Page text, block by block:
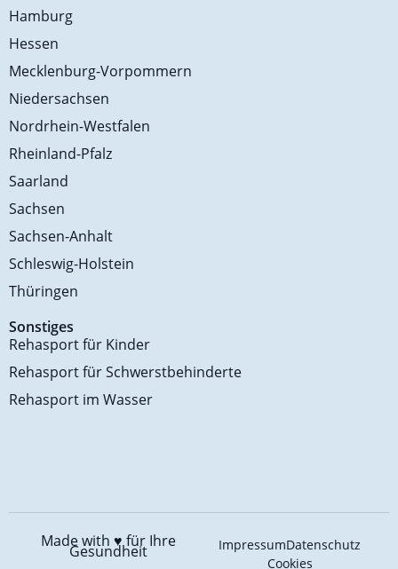
Hamburg
Hessen
Mecklenburg-Vorpommern
Niedersachsen
Nordrhein-Westfalen
Rheinland-Pfalz
Saarland
Sachsen
Sachsen-Anhalt
Schleswig-Holstein
Thüringen
Sonstiges
Rehasport für Kinder
Rehasport für Schwerstbehinderte
Rehasport im Wasser
Made with ♥️für Ihre
Gesundheit ImpressumDatenschutz
Cookies